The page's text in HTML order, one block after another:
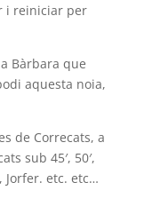
i reiniciar per
Bàrbara que
aquesta noia,
de Correcats, a
sub 45′, 50′,
Jorfer. etc. etc…